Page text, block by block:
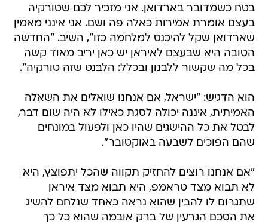
בטח כשמדובר בארדואן. אני מזכיר לכם שטורקיה
בעצם אומרת אמירות כאלה פה ושם. אני אינני מאמין
שארדואן שקל להיכנס למלחמה כזו", השיב. "החדשה
הטובה היא שבעצם לאיראן יש כאן יריב מאוד קשה
בכל מה שקשור ללבנון ובכלל: הלבנט שזה טורקיה".
הוא הדגיש: "ישראל, אם אנחנו שואלים את השאלה
האמיתית, איננה יכולה לסגת כאילו לא היה שום דבר,
לבטל את כל ההישגים שהיו כאן ולפעול במונחים
שהם הפוכים לשבעה באוקטובר".
"אם אנחנו רוצים להחזיק תקווה שהכל יתפוצץ, היא
לא תבוא מצד טראמפ, היא תבוא מצד איראן
שתגרום לו להבין שהוא נראה כאחד שנלחם להשיג
את הסכם הגרעין של ברק אובמה שהוא כל כך